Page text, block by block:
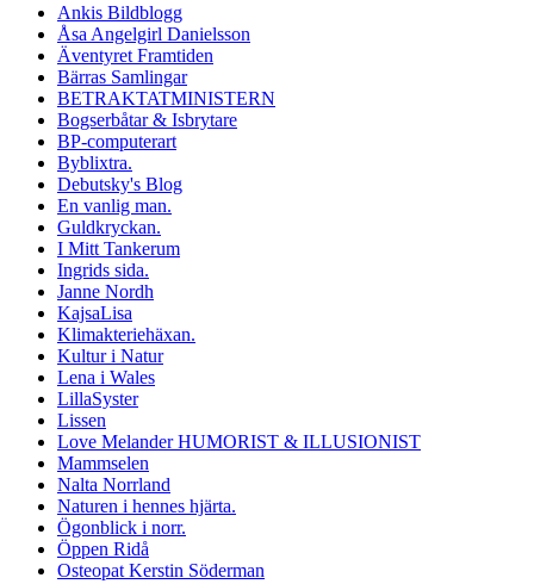
Ankis Bildblogg
Åsa Angelgirl Danielsson
Äventyret Framtiden
Bärras Samlingar
BETRAKTATMINISTERN
Bogserbåtar & Isbrytare
BP-computerart
Byblixtra.
Debutsky's Blog
En vanlig man.
Guldkryckan.
I Mitt Tankerum
Ingrids sida.
Janne Nordh
KajsaLisa
Klimakteriehäxan.
Kultur i Natur
Lena i Wales
LillaSyster
Lissen
Love Melander HUMORIST & ILLUSIONIST
Mammselen
Nalta Norrland
Naturen i hennes hjärta.
Ögonblick i norr.
Öppen Ridå
Osteopat Kerstin Söderman